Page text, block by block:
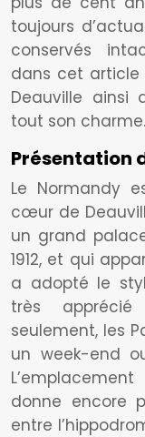
toujours
conservés
dans cet
Deauville ainsi
tout son charme.
Présentation
Le Normandy
cœur de
un grand
1912, et qui
a adopté le
très
seulement, les
un week-end
donne encore
entre